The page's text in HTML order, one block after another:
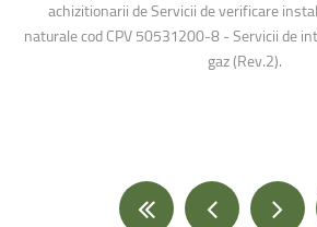
achizitionarii de Servicii de verificare
naturale cod CPV 50531200-8 - Servicii de
gaz (Rev.2).